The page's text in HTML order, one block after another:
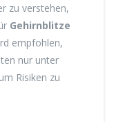
zu verstehen,
Gehirnblitze
empfohlen,
nur unter
Risiken zu